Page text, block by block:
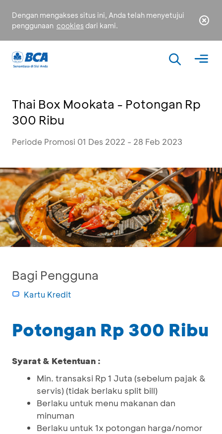
Dengan mengakses situs ini, Anda telah menyetujui
penggunaan cookies dari kami.
Thai Box Mookata - Potongan Rp
300 Ribu
Periode Promosi 01 Des 2022 - 28 Feb 2023
Bagi Pengguna
Kartu Kredit
Potongan Rp 300 Ribu
Syarat & Ketentuan :
Min. transaksi Rp 1 Juta (sebelum pajak &
servis) (tidak berlaku split bill)
Berlaku untuk menu makanan dan
minuman
Berlaku untuk 1x potongan harga/nomor